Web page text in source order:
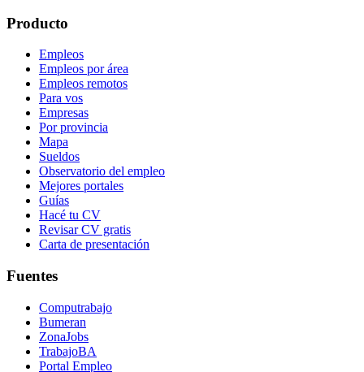
Producto
Empleos
Empleos por área
Empleos remotos
Para vos
Empresas
Por provincia
Mapa
Sueldos
Observatorio del empleo
Mejores portales
Guías
Hacé tu CV
Revisar CV gratis
Carta de presentación
Fuentes
Computrabajo
Bumeran
ZonaJobs
TrabajoBA
Portal Empleo